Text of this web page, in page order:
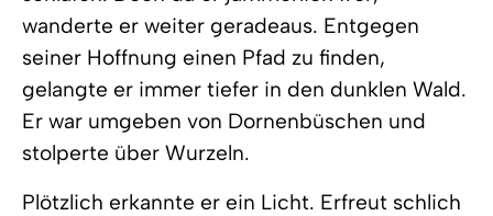
wanderte er weiter geradeaus. Entgegen
seiner Hoffnung einen Pfad zu finden,
gelangte er immer tiefer in den dunklen Wald.
Er war umgeben von Dornenbüschen und
stolperte über Wurzeln.
Plötzlich erkannte er ein Licht. Erfreut schlich